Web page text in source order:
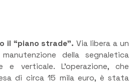
il “piano strade”.Via libera a un
della segnaletica
e verticale. L’operazione, che
di circa 15 mila euro, è stata